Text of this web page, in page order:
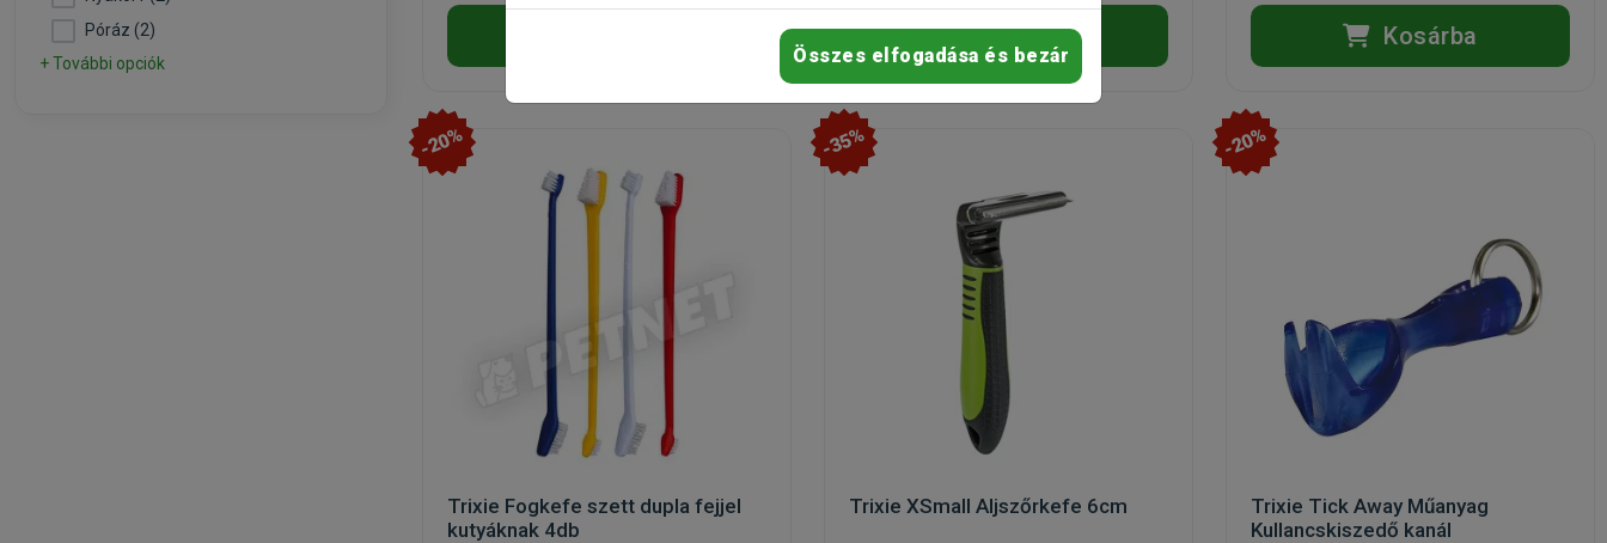
Kosárba Kosárba
-20%
Trixie Fogkefe szett dupla fejjel
kutyáknak 4db
-35%
Trixie XSmall Aljszőrkefe 6cm
-20%
Trixie Tick Away Műanyag
Kullancskiszedő kanál
Póráz (2)
+ További opciók
Összes elfogadása és bezár